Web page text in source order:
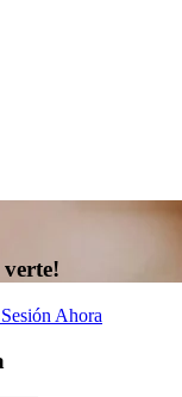
verte!
Ahora